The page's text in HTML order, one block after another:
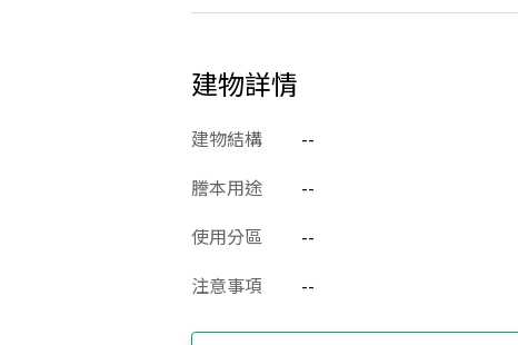
建物詳情
建物結構 --
謄本用途
--
使用分區
--
注意事項
--